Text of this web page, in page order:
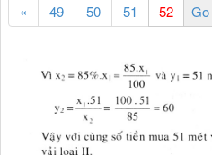
« 49 50 51